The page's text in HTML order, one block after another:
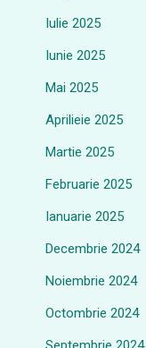
Iulie 2025
Iunie 2025
Mai 2025
Aprilieie 2025
Martie 2025
Februarie 2025
Ianuarie 2025
Decembrie 2024
Noiembrie 2024
Octombrie 2024